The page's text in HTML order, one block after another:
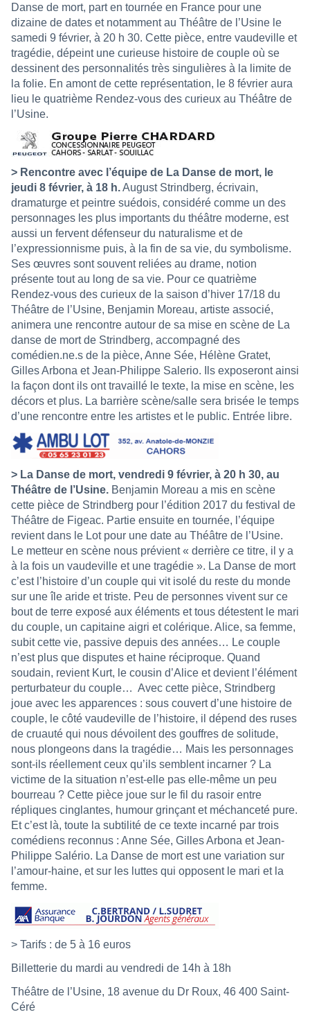
Danse de mort, part en tournée en France pour une
dizaine de dates et notamment au Théâtre de l’Usine le
samedi 9 février, à 20 h 30. Cette pièce, entre vaudeville et
tragédie, dépeint une curieuse histoire de couple où se
dessinent des personnalités très singulières à la limite de
la folie. En amont de cette représentation, le 8 février aura
lieu le quatrième Rendez-vous des curieux au Théâtre de
l’Usine.
> Rencontre avec l’équipe de La Danse de mort, le
jeudi 8 février, à 18 h.August Strindberg, écrivain,
dramaturge et peintre suédois, considéré comme un des
personnages les plus importants du théâtre moderne, est
aussi un fervent défenseur du naturalisme et de
l’expressionnisme puis, à la fin de sa vie, du symbolisme.
Ses œuvres sont souvent reliées au drame, notion
présente tout au long de sa vie. Pour ce quatrième
Rendez-vous des curieux de la saison d’hiver 17/18 du
Théâtre de l’Usine, Benjamin Moreau, artiste associé,
animera une rencontre autour de sa mise en scène de La
danse de mort de Strindberg, accompagné des
comédien.ne.s de la pièce, Anne Sée, Hélène Gratet,
Gilles Arbona et Jean-Philippe Salerio. Ils exposeront ainsi
la façon dont ils ont travaillé le texte, la mise en scène, les
décors et plus. La barrière scène/salle sera brisée le temps
d’une rencontre entre les artistes et le public. Entrée libre.
> La Danse de mort, vendredi 9 février, à 20 h 30, au
Théâtre de l’Usine. Benjamin Moreau a mis en scène
cette pièce de Strindberg pour l’édition 2017 du festival de
Théâtre de Figeac. Partie ensuite en tournée, l’équipe
revient dans le Lot pour une date au Théâtre de l’Usine.
Le metteur en scène nous prévient « derrière ce titre, il y a
à la fois un vaudeville et une tragédie ». La Danse de mort
c’est l’histoire d’un couple qui vit isolé du reste du monde
sur une île aride et triste. Peu de personnes vivent sur ce
bout de terre exposé aux éléments et tous détestent le mari
du couple, un capitaine aigri et colérique. Alice, sa femme,
subit cette vie, passive depuis des années… Le couple
n’est plus que disputes et haine réciproque. Quand
soudain, revient Kurt, le cousin d’Alice et devient l’élément
perturbateur du couple… Avec cette pièce, Strindberg
joue avec les apparences : sous couvert d’une histoire de
couple, le côté vaudeville de l’histoire, il dépend des ruses
de cruauté qui nous dévoilent des gouffres de solitude,
nous plongeons dans la tragédie… Mais les personnages
sont-ils réellement ceux qu’ils semblent incarner ? La
victime de la situation n’est-elle pas elle-même un peu
bourreau ? Cette pièce joue sur le fil du rasoir entre
répliques cinglantes, humour grinçant et méchanceté pure.
Et c’est là, toute la subtilité de ce texte incarné par trois
comédiens reconnus : Anne Sée, Gilles Arbona et Jean-
Philippe Salério. La Danse de mort est une variation sur
l’amour-haine, et sur les luttes qui opposent le mari et la
femme.
> Tarifs : de 5 à 16 euros
Billetterie du mardi au vendredi de 14h à 18h
Théâtre de l’Usine, 18 avenue du Dr Roux, 46 400 Saint-
Céré